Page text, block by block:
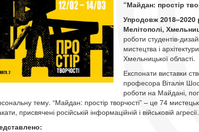
“Майдан: простір
Упродовж 2018–2020
Мелітополі,
роботи студентів-
мистецтва і
Хмельницької області.
Експонати виставки
професора Віталія
роботи на Майдані,
тему. “Майдан: простір творчості” – це 74
присвячені російській інформаційній і військовій агресії.